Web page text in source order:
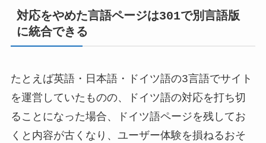
対応をやめた言語ページは301で別言語版
に統合できる
たとえば英語・日本語・ドイツ語の3言語でサイト
を運営していたものの、ドイツ語の対応を打ち切
ることになった場合、ドイツ語ページを残してお
くと内容が古くなり、ユーザー体験を損ねるおそ